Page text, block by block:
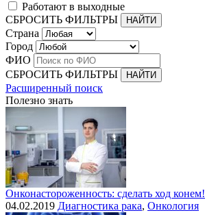
Работают в выходные
СБРОСИТЬ ФИЛЬТРЫ
Страна
Город
ФИО
СБРОСИТЬ ФИЛЬТРЫ
Расширенный поиск
Полезно знать
Онконастороженность: сделать ход конем!
04.02.2019 Диагностика рака, Онкология